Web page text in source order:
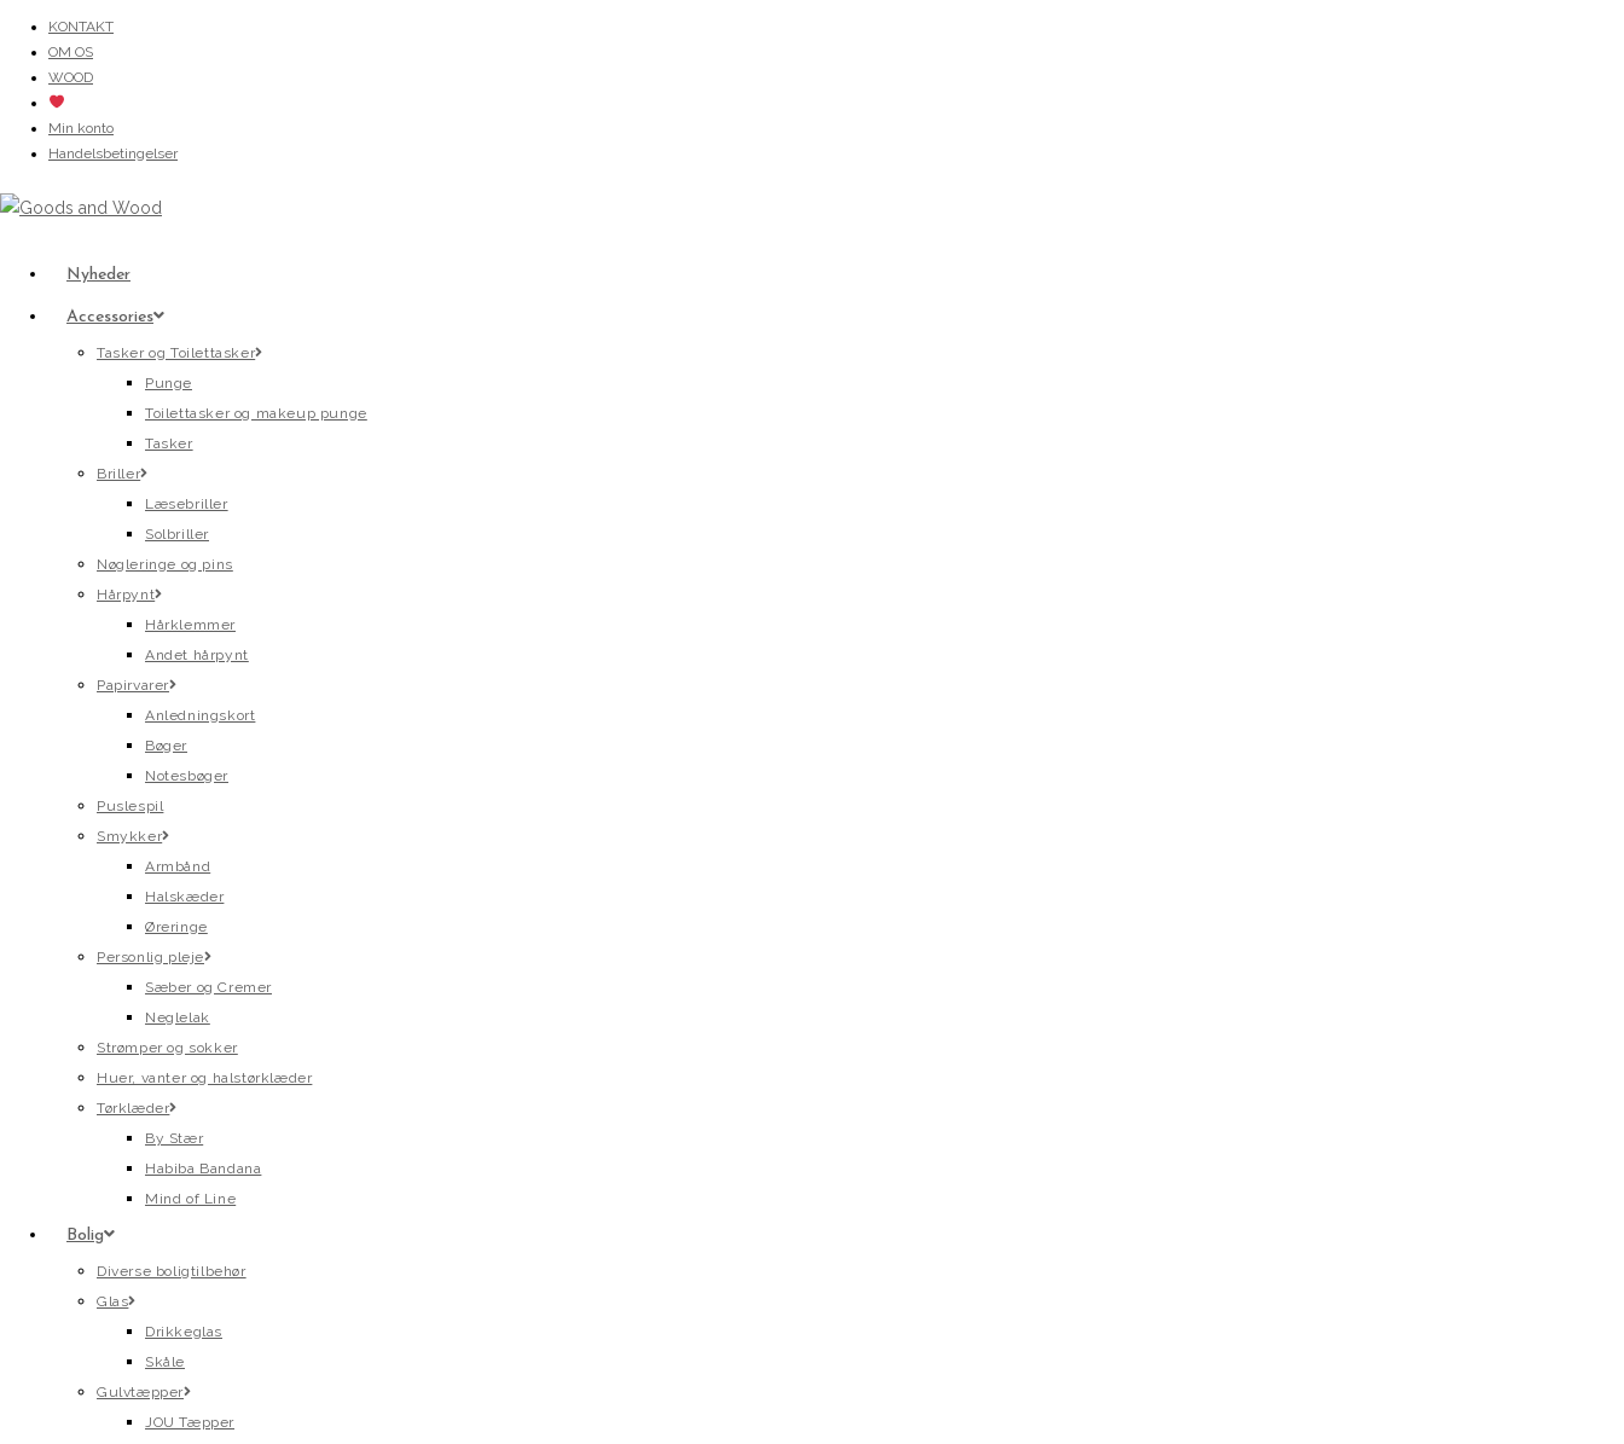
content
KONTAKT
OM OS
WOOD
Min konto
Handelsbetingelser
Nyheder
Accessories
Tasker og Toilettasker
Punge
Toilettasker og makeup punge
Tasker
Briller
Læsebriller
Solbriller
Nøgleringe og pins
Hårpynt
Hårklemmer
Andet hårpynt
Papirvarer
Anledningskort
Bøger
Notesbøger
Puslespil
Smykker
Armbånd
Halskæder
Øreringe
Personlig pleje
Sæber og Cremer
Neglelak
Strømper og sokker
Huer, vanter og halstørklæder
Tørklæder
By Stær
Habiba Bandana
Mind of Line
Bolig
Diverse boligtilbehør
Glas
Drikkeglas
Skåle
Gulvtæpper
JOU Tæpper